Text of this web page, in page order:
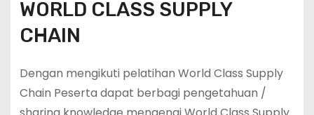
WORLD CLASS SUPPLY
CHAIN
Dengan mengikuti pelatihan World Class Supply
Chain Peserta dapat berbagi pengetahuan /